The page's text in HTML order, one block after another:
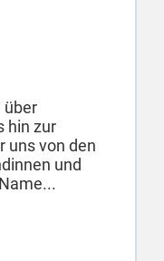
über
hin zur
uns von den
und